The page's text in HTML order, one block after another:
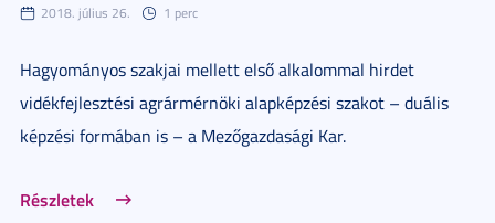
2018. július 26. 1 perc
Hagyományos szakjai mellett első alkalommal hirdet
vidékfejlesztési agrármérnöki alapképzési szakot – duális
képzési formában is – a Mezőgazdasági Kar.
Részletek